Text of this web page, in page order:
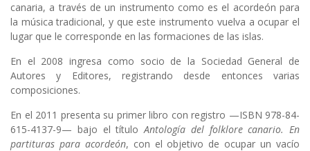
canaria, a través de un instrumento como es el acordeón para
la música tradicional, y que este instrumento vuelva a ocupar el
lugar que le corresponde en las formaciones de las islas.
En el 2008 ingresa como socio de la Sociedad General de
Autores y Editores, registrando desde entonces varias
composiciones.
En el 2011 presenta su primer libro con registro —ISBN 978-84-
615-4137-9— bajo el títuloAntología del folklore canario. En
partituras para acordeón, con el objetivo de ocupar un vacío